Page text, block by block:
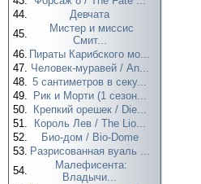
44.
Девчата
45.
Мистер и миссис
Смит...
46. Пираты Карибского мо...
47. Человек-муравей / An...
48. 5 сантиметров в секу...
49.
Рик и Морти (1 сезон...
50.
Крепкий орешек / Die...
51.
Король Лев / The Lio...
52.
Био-дом / Bio-Dome
53. Разрисованная вуаль ...
54.
Малефисента:
Владычи...